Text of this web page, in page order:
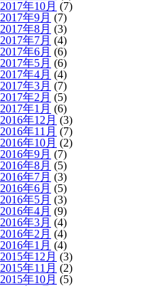
2017年10月 (7)
2017年9月 (7)
2017年8月 (3)
2017年7月 (4)
2017年6月 (6)
2017年5月 (6)
2017年4月 (4)
2017年3月 (7)
2017年2月 (5)
2017年1月 (6)
2016年12月 (3)
2016年11月 (7)
2016年10月 (2)
2016年9月 (7)
2016年8月 (5)
2016年7月 (3)
2016年6月 (5)
2016年5月 (3)
2016年4月 (9)
2016年3月 (4)
2016年2月 (4)
2016年1月 (4)
2015年12月 (3)
2015年11月 (2)
2015年10月 (5)